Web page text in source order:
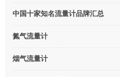
中国十家知名流量计品牌汇总
氮气流量计
烟气流量计